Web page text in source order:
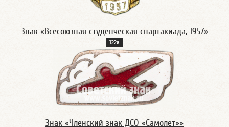
Знак «Всесоюзная студенческая спартакиада, 1957»
122а
Знак «Членский знак ДСО «Самолет»»